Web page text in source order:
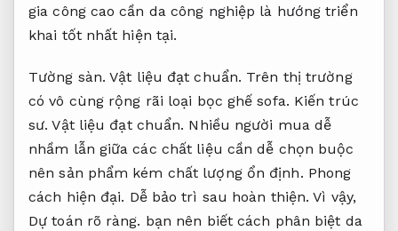
gia công cao cần da công nghiệp là hướng triển
khai tốt nhất hiện tại.
Tường sàn. Vật liệu đạt chuẩn. Trên thị trường
có vô cùng rộng rãi loại bọc ghế sofa. Kiến trúc
sư. Vật liệu đạt chuẩn. Nhiều người mua dễ
nhầm lẫn giữa các chất liệu cần dễ chọn buộc
nên sản phẩm kém chất lượng ổn định. Phong
cách hiện đại. Dễ bảo trì sau hoàn thiện. Vì vậy,
Dự toán rõ ràng. bạn nên biết cách phân biệt da